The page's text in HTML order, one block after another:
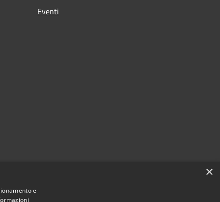
Eventi
×
e